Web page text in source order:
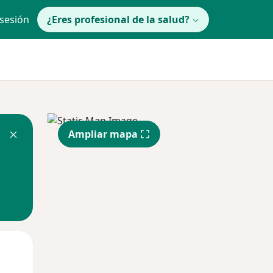
¿Eres profesional de la salud?
Ampliar mapa